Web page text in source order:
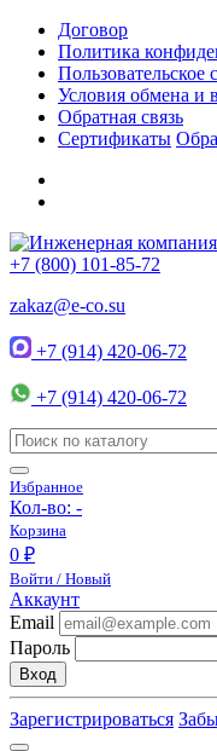
Договор
Политика
Пользовательское
Условия обмена и
Обратная связь
Сертификаты
+7 (800) 101-85-72
zakaz@e-co.su
+7 (914) 420-06-72
+7 (914) 420-06-72
Избранное
Кол-во: -
Корзина
0 ₽
Войти / Новый
Аккаунт
Email
Пароль
Вход
Зарегистрироваться